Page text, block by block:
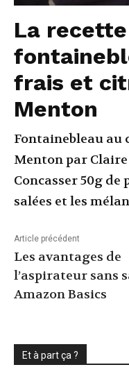
La
frais et
Menton
Fontainebleau au
Menton par Claire
Concasser 50g de
salées et les
Article précédent
Les avantages de
l’aspirateur sans
Amazon Basics
Et à part ça ?